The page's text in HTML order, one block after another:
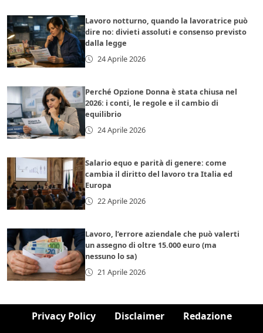
Lavoro notturno, quando la lavoratrice può
dire no: divieti assoluti e consenso previsto
dalla legge
24 Aprile 2026
Perché Opzione Donna è stata chiusa nel
2026: i conti, le regole e il cambio di
equilibrio
24 Aprile 2026
Salario equo e parità di genere: come
cambia il diritto del lavoro tra Italia ed
Europa
22 Aprile 2026
Lavoro, l’errore aziendale che può valerti
un assegno di oltre 15.000 euro (ma
nessuno lo sa)
21 Aprile 2026
Privacy Policy Disclaimer Redazione